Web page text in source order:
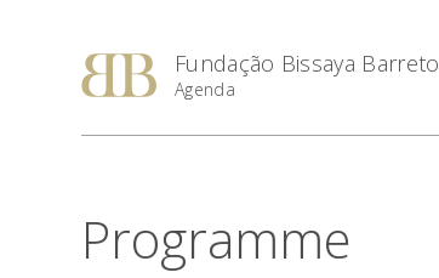
Fundação Bissaya Barreto
Agenda
Programme